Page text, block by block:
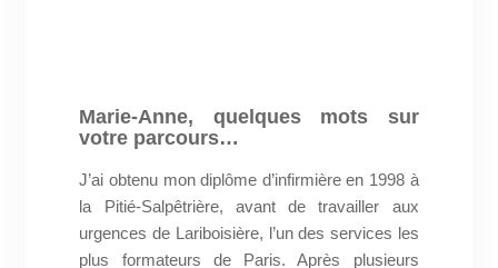
Marie-Anne, quelques mots sur
votre parcours…
J’ai obtenu mon diplôme d’infirmière en 1998 à
la Pitié-Salpêtrière, avant de travailler aux
urgences de Lariboisière, l’un des services les
plus formateurs de Paris. Après plusieurs